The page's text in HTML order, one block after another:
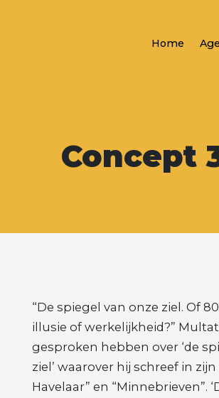
Home
Concept
“De spiegel van onze ziel. Of
illusie of werkelijkheid?”
gesproken hebben over ‘de
ziel’ waarover hij schreef in
Havelaar” en “Minnebrieven”.